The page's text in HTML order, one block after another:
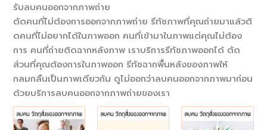
รับลบคนออกจากภาพถ่าย
ตัดคนที่ไม่ต้องการออกจากภาพถ่าย รีทัชภาพที่คุณถ่ายมาแล้วติ
ดคนที่ไม่อยากได้ในภาพออก คนที่เข้ามาในภาพแต่คุณไม่ต้อง
การ คนที่ถ่ายติดฉากหลังภาพ เราบริการรีทัชภาพออกได้ ตัด
ส่วนที่คุณต้องการในภาพออก รีทัชฉากพื้นหลังของภาพให้
กลมกลืนเป็นภาพเดียวกัน ดูไม่ออกว่าลบคนออกจากภาพมาก่อน
ด้วยบริการลบคนออกจากภาพถ่ายของเรา